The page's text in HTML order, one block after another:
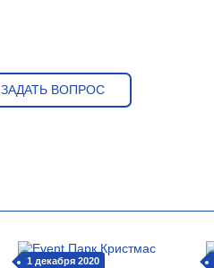
ЗАДАТЬ ВОПРОС
1 декабря 2020